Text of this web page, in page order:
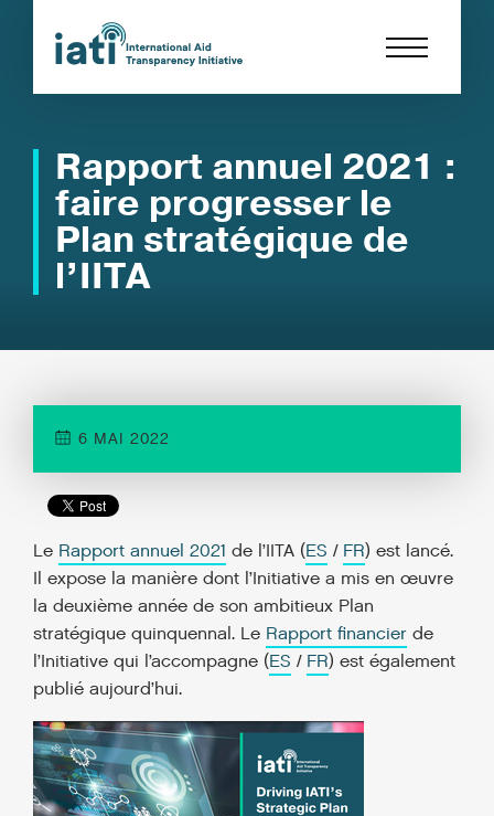
Rapport annuel 2021 :
faire progresser le
Plan stratégique de
l’IITA
6 MAI 2022
Le Rapport annuel 2021 de l’IITA (ES / FR) est lancé.
Il expose la manière dont l’Initiative a mis en œuvre
la deuxième année de son ambitieux Plan
stratégique quinquennal. Le Rapport financier de
l’Initiative qui l’accompagne (ES / FR) est également
publié aujourd’hui.